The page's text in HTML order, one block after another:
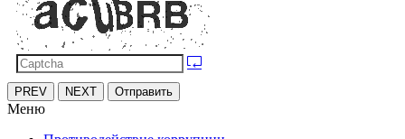
PREV NEXT Отправить
Меню